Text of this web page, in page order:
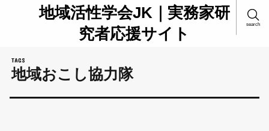
地域活性学会JK｜実務家研
究者応援サイト
search
地域おこし協力隊